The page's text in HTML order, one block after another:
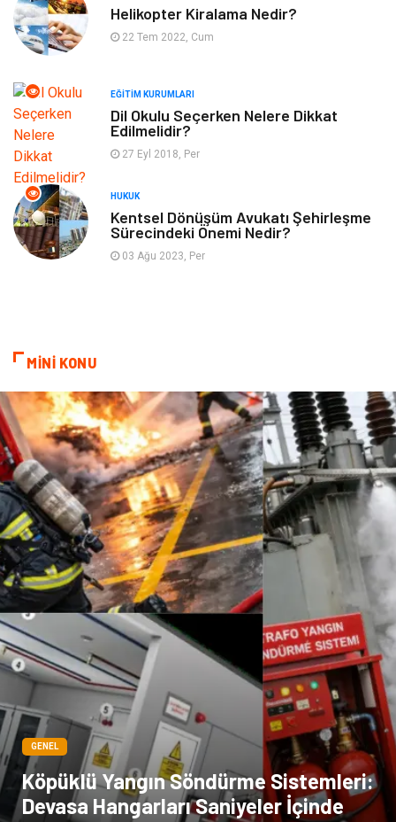
Bahçe Ev Maden ve Metal
Finans & Ekonomi
Plastik
Tekstil
Hizmet
İnternet Ambalaj
Kültür
Pazarlama Kiralama Servisleri
Basın Yayın Bilişim
Dernekler ve Birlikler Periyodik Kontrol
Moda İthalat İhracat
Alüminyum Tarım & Hayvancılık
Helikopter Kiralama Nedir?
22 Tem 2022, Cum
EĞITIM KURUMLARI
Dil Okulu Seçerken Nelere Dikkat
Edilmelidir?
27 Eyl 2018, Per
HUKUK
Kentsel Dönüşüm Avukatı Şehirleşme
Sürecindeki Önemi Nedir?
03 Ağu 2023, Per
MİNİ KONU
GENEL
Köpüklü Yangın Söndürme Sistemleri:
Devasa Hangarları Saniyeler İçinde